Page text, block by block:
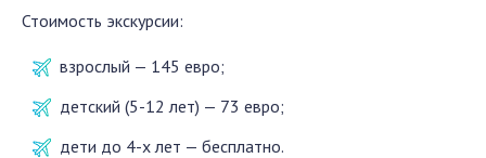
Стоимость экскурсии:
взрослый — 145 евро;
детский (5-12 лет) — 73 евро;
дети до 4-х лет — бесплатно.